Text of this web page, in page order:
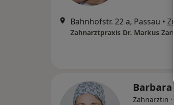
Bahnhofstr. 22 a, Passau •
Zahnarztpraxis Dr. Markus
Barbara
Zahnärztin ·